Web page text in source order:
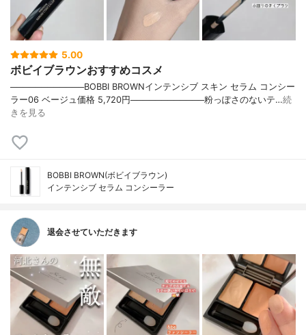
5.00
ボビイブラウンおすすめコスメ
────────────BOBBI BROWNインテンシブ スキン セラム コンシー
ラー06 ベージュ価格 5,720円────────────粉っぽさのないテ…続
きを見る
BOBBI BROWN(ボビイブラウン)
インテンシブ セラム コンシーラー
退会させていただきます